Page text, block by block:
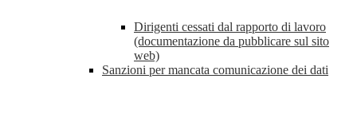
Dirigenti cessati dal rapporto di lavoro
(documentazione da pubblicare sul sito
web)
Sanzioni per mancata comunicazione dei dati